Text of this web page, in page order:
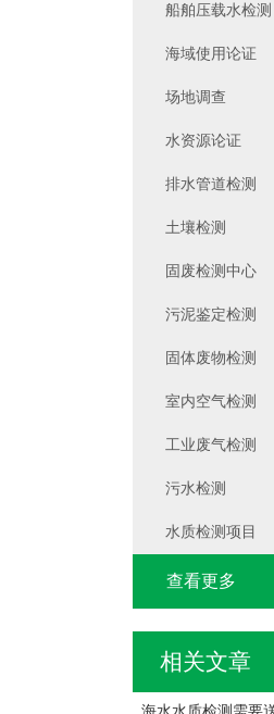
船舶压载水检测
海域使用论证
场地调查
水资源论证
排水管道检测
土壤检测
固废检测中心
污泥鉴定检测
固体废物检测
室内空气检测
工业废气检测
污水检测
水质检测项目
查看更多
相关文章